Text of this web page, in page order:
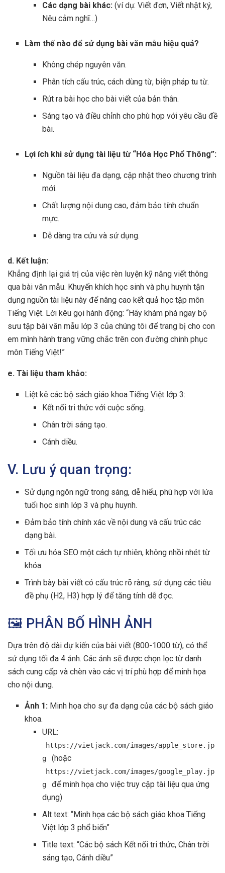
Các dạng bài khác:(ví dụ: Viết đơn, Viết nhật ký,
Nêu cảm nghĩ…)
Làm thế nào để sử dụng bài văn mẫu hiệu quả?
Không chép nguyên văn.
Phân tích cấu trúc, cách dùng từ, biện pháp tu từ.
Rút ra bài học cho bài viết của bản thân.
Sáng tạo và điều chỉnh cho phù hợp với yêu cầu đề
bài.
Lợi ích khi sử dụng tài liệu từ “Hóa Học Phổ Thông”:
Nguồn tài liệu đa dạng, cập nhật theo chương trình
mới.
Chất lượng nội dung cao, đảm bảo tính chuẩn
mực.
Dễ dàng tra cứu và sử dụng.
d. Kết luận:
Khẳng định lại giá trị của việc rèn luyện kỹ năng viết thông
qua bài văn mẫu. Khuyến khích học sinh và phụ huynh tận
dụng nguồn tài liệu này để nâng cao kết quả học tập môn
Tiếng Việt. Lời kêu gọi hành động: “Hãy khám phá ngay bộ
sưu tập bài văn mẫu lớp 3 của chúng tôi để trang bị cho con
em mình hành trang vững chắc trên con đường chinh phục
môn Tiếng Việt!”
e. Tài liệu tham khảo:
Liệt kê các bộ sách giáo khoa Tiếng Việt lớp 3:
Kết nối tri thức với cuộc sống.
Chân trời sáng tạo.
Cánh diều.
V. Lưu ý quan trọng:
Sử dụng ngôn ngữ trong sáng, dễ hiểu, phù hợp với lứa
tuổi học sinh lớp 3 và phụ huynh.
Đảm bảo tính chính xác về nội dung và cấu trúc các
dạng bài.
Tối ưu hóa SEO một cách tự nhiên, không nhồi nhét từ
khóa.
Trình bày bài viết có cấu trúc rõ ràng, sử dụng các tiêu
đề phụ (H2, H3) hợp lý để tăng tính dễ đọc.
🖼️ PHÂN BỐ HÌNH ẢNH
Dựa trên độ dài dự kiến của bài viết (800-1000 từ), có thể
sử dụng tối đa 4 ảnh. Các ảnh sẽ được chọn lọc từ danh
sách cung cấp và chèn vào các vị trí phù hợp để minh họa
cho nội dung.
Ảnh 1: Minh họa cho sự đa dạng của các bộ sách giáo
khoa.
URL:
https://vietjack.com/images/apple_store.jp
g
(hoặc
https://vietjack.com/images/google_play.jp
g
để minh họa cho việc truy cập tài liệu qua ứng
dụng)
Alt text: “Minh họa các bộ sách giáo khoa Tiếng
Việt lớp 3 phổ biến”
Title text: “Các bộ sách Kết nối tri thức, Chân trời
sáng tạo, Cánh diều”